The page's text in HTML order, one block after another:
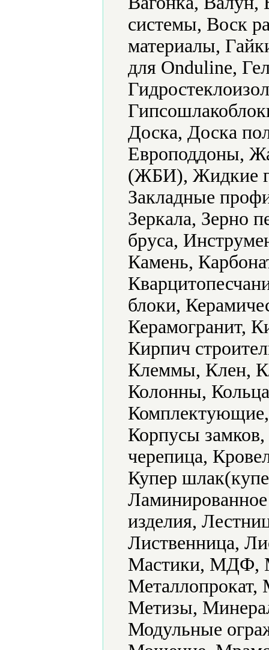
системы, Воск
материалы,
для Onduline,
Доска, Доска
Европоддоны,
(ЖБИ), Жидкие
Закладные
Зеркала, Зерно
бруса,
Камень,
блоки,
Керамогранит,
Кирпич
Клеммы, Клен,
Колонны,
Комплектующие,
Корпусы
черепица,
Купер
изделия,
Лиственница,
Мастики, МДФ,
Металлопрокат,
Метизы,
Модульные